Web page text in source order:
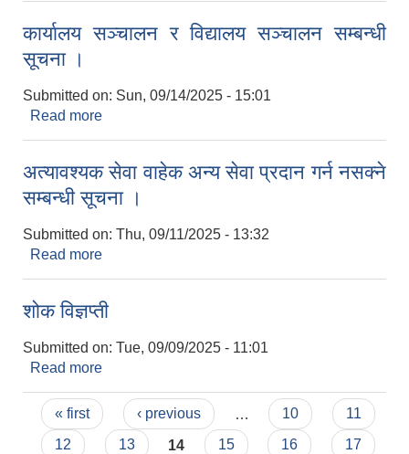
कार्यालय सञ्चालन र विद्यालय सञ्चालन सम्बन्धी
सूचना ।
Submitted on: Sun, 09/14/2025 - 15:01
Read more
अत्यावश्यक सेवा वाहेक अन्य सेवा प्रदान गर्न नसक्ने
सम्बन्धी सूचना ।
Submitted on: Thu, 09/11/2025 - 13:32
Read more
शोक विज्ञप्ती
Submitted on: Tue, 09/09/2025 - 11:01
Read more
Pages
« first ‹ previous 10
11
12
13 14 15 16
17